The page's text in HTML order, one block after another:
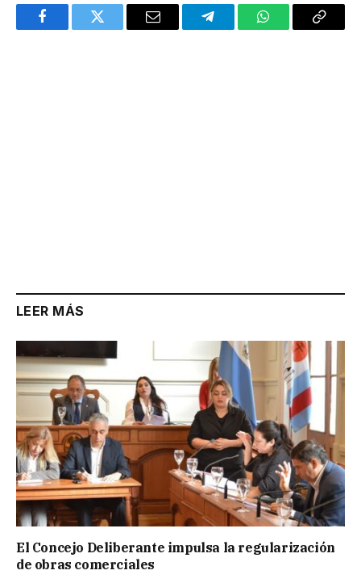
FacebookTwitter Email TelegramWhatsAppCopy
LEER MÁS
El Concejo Deliberante impulsa la regularización
de obras comerciales